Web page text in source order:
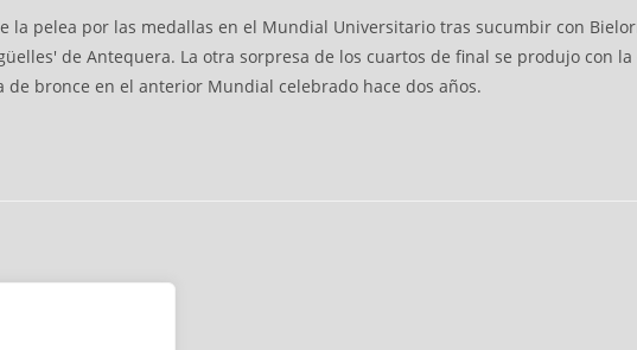
la pelea por las medallas en el Mundial Universitario tras sucumbir con
de Antequera. La otra sorpresa de los cuartos de final se produjo con
bronce en el anterior Mundial celebrado hace dos años.